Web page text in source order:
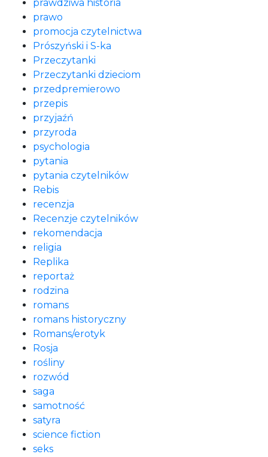
prawdziwa historia
prawo
promocja czytelnictwa
Prószyński i S-ka
Przeczytanki
Przeczytanki dzieciom
przedpremierowo
przepis
przyjaźń
przyroda
psychologia
pytania
pytania czytelników
Rebis
recenzja
Recenzje czytelników
rekomendacja
religia
Replika
reportaż
rodzina
romans
romans historyczny
Romans/erotyk
Rosja
rośliny
rozwód
saga
samotność
satyra
science fiction
seks